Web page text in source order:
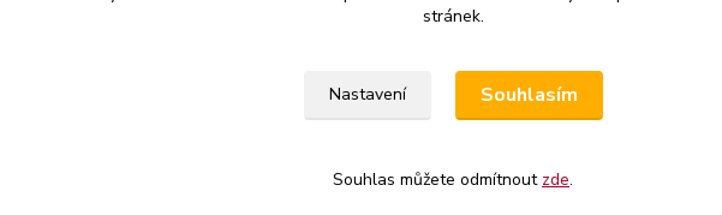
Upravit sběr cookies.
stránek.
Nastavení Souhlasím
Souhlas můžete odmítnout zde.